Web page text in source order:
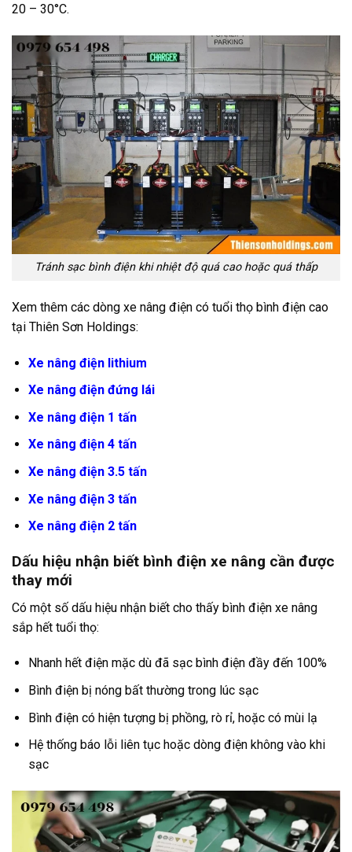
20 – 30°C.
Tránh sạc bình điện khi nhiệt độ quá cao hoặc quá thấp
Xem thêm các dòng xe nâng điện có tuổi thọ bình điện cao
tại Thiên Sơn Holdings:
Xe nâng điện lithium
Xe nâng điện đứng lái
Xe nâng điện 1 tấn
Xe nâng điện 4 tấn
Xe nâng điện 3.5 tấn
Xe nâng điện 3 tấn
Xe nâng điện 2 tấn
Dấu hiệu nhận biết bình điện xe nâng cần được
thay mới
Có một số dấu hiệu nhận biết cho thấy bình điện xe nâng
sắp hết tuổi thọ:
Nhanh hết điện mặc dù đã sạc bình điện đầy đến 100%
Bình điện bị nóng bất thường trong lúc sạc
Bình điện có hiện tượng bị phồng, rò rỉ, hoặc có mùi lạ
Hệ thống báo lỗi liên tục hoặc dòng điện không vào khi
sạc